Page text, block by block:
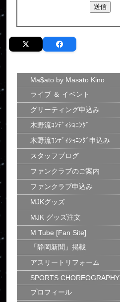
Ma$ato by Masato Kino
ライブ ＆ イベント
グリーティング申込み
木野流ｺﾝﾃﾞｨｼｮﾆﾝｸﾞ
木野流ｺﾝﾃﾞｨｼｮﾆﾝｸﾞ申込み
スタッフブログ
ファンクラブのご案内
ファンクラブ申込み
MJKグッズ
MJK グッズ注文
M Tube [Fan Site]
「静岡新聞」掲載
アスリートリフォーム
SPORTS CHOREOGRAPHY
プロフィール